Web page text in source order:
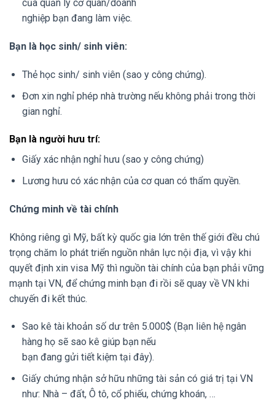
của quản lý cơ quan/doanh
nghiệp bạn đang làm việc.
Bạn là học sinh/ sinh viên:
Thẻ học sinh/ sinh viên (sao y công chứng).
Đơn xin nghỉ phép nhà trường nếu không phải trong thời
gian nghỉ.
Bạn là người hưu trí:
Giấy xác nhận nghỉ hưu (sao y công chứng)
Lương hưu có xác nhận của cơ quan có thẩm quyền.
Chứng minh về tài chính
Không riêng gì Mỹ, bất kỳ quốc gia lớn trên thế giới đều chú
trọng chăm lo phát triển nguồn nhân lực nội địa, vì vậy khi
quyết định xin visa Mỹ thì nguồn tài chính của bạn phải vững
mạnh tại VN, để chứng minh bạn đi rồi sẽ quay về VN khi
chuyến đi kết thúc.
Sao kê tài khoản số dư trên 5.000$ (Bạn liên hệ ngân
hàng họ sẽ sao kê giúp bạn nếu
bạn đang gửi tiết kiệm tại đây).
Giấy chứng nhận sở hữu những tài sản có giá trị tại VN
như: Nhà – đất, Ô tô, cổ phiếu, chứng khoán, …